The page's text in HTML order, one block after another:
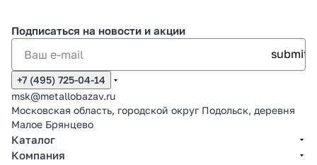
Подписаться на новости и акции
+7 (495) 725-04-14
msk@metallobazav.ru
Московская область, городской округ Подольск, деревня
Малое Брянцево
Каталог
Компания